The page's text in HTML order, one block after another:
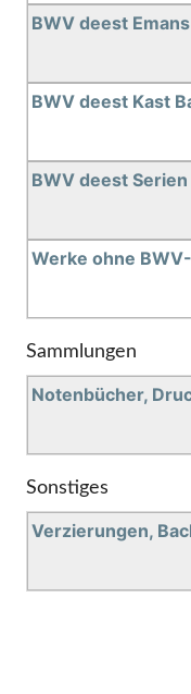
BWV deest Emans
BWV deest Kast
BWV deest Serien
Werke ohne
Sammlungen
Notenbücher,
Sonstiges
Verzierungen,